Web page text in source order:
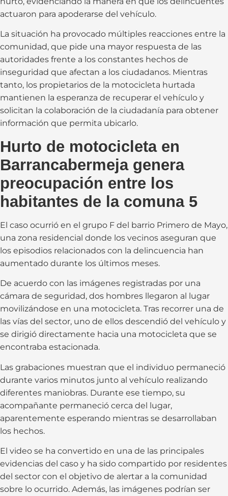
actuaron para apoderarse del vehículo.
La situación ha provocado múltiples reacciones entre la
comunidad, que pide una mayor respuesta de las
autoridades frente a los constantes hechos de
inseguridad que afectan a los ciudadanos. Mientras
tanto, los propietarios de la motocicleta hurtada
mantienen la esperanza de recuperar el vehículo y
solicitan la colaboración de la ciudadanía para obtener
información que permita ubicarlo.
Hurto de motocicleta en
Barrancabermeja genera
preocupación entre los
habitantes de la comuna 5
El caso ocurrió en el grupo F del barrio Primero de Mayo,
una zona residencial donde los vecinos aseguran que
los episodios relacionados con la delincuencia han
aumentado durante los últimos meses.
De acuerdo con las imágenes registradas por una
cámara de seguridad, dos hombres llegaron al lugar
movilizándose en una motocicleta. Tras recorrer una de
las vías del sector, uno de ellos descendió del vehículo y
se dirigió directamente hacia una motocicleta que se
encontraba estacionada.
Las grabaciones muestran que el individuo permaneció
durante varios minutos junto al vehículo realizando
diferentes maniobras. Durante ese tiempo, su
acompañante permaneció cerca del lugar,
aparentemente esperando mientras se desarrollaban
los hechos.
El video se ha convertido en una de las principales
evidencias del caso y ha sido compartido por residentes
del sector con el objetivo de alertar a la comunidad
sobre lo ocurrido. Además, las imágenes podrían ser